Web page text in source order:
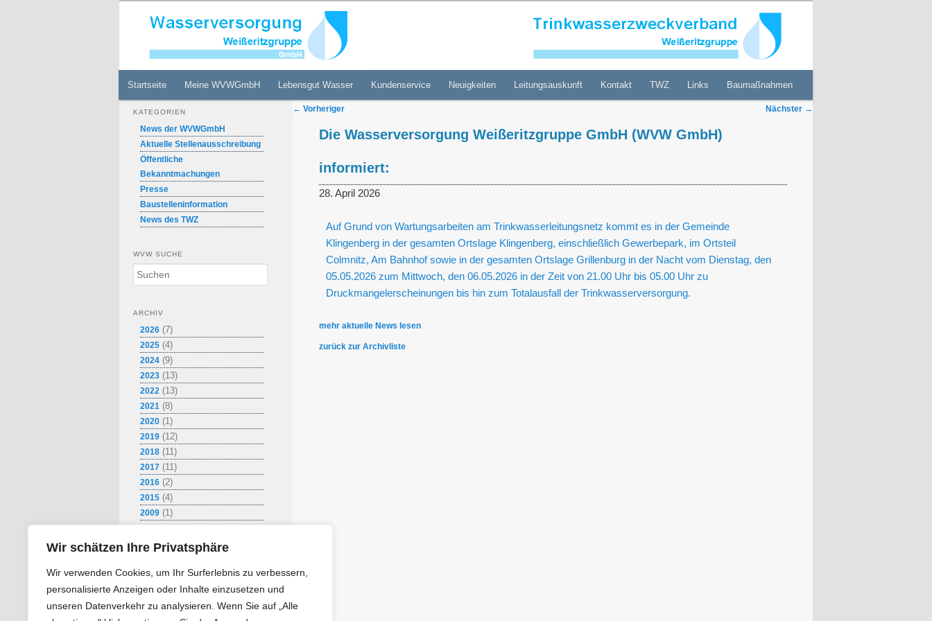
Wir schätzen Ihre Privatsphäre
Wir verwenden Cookies, um Ihr Surferlebnis zu verbessern,
personalisierte Anzeigen oder Inhalte einzusetzen und
unseren Datenverkehr zu analysieren. Wenn Sie auf „Alle
Wasserversorgung Weißeritzgruppe GmbH
Startseite Meine WVWGmbH Lebensgut Wasser Kundenservice Neuigkeiten Leitungsauskunft Kontakt TWZ Links Baumaßnahmen
Beitragsnavigation
← Vorheriger Nächster →
Die Wasserversorgung Weißeritzgruppe GmbH (WVW GmbH)
informiert:
28. April 2026
Auf Grund von Wartungsarbeiten am Trinkwasserleitungsnetz kommt es in der Gemeinde
Klingenberg in der gesamten Ortslage Klingenberg, einschließlich Gewerbepark, im Ortsteil
Colmnitz, Am Bahnhof sowie in der gesamten Ortslage Grillenburg in der Nacht vom Dienstag, den
05.05.2026 zum Mittwoch, den 06.05.2026 in der Zeit von 21.00 Uhr bis 05.00 Uhr zu
Druckmangelerscheinungen bis hin zum Totalausfall der Trinkwasserversorgung.
mehr aktuelle News lesen
zurück zur Archivliste
KATEGORIEN
News der WVWGmbH
Aktuelle Stellenausschreibung
Öffentliche
Bekanntmachungen
Presse
Baustelleninformation
News des TWZ
WVW SUCHE
S
u
h
ARCHIV
2026 (7)
2025 (4)
2024 (9)
2023 (13)
2022 (13)
2021 (8)
2020 (1)
2019 (12)
2018 (11)
2017 (11)
2016 (2)
2015 (4)
2009 (1)